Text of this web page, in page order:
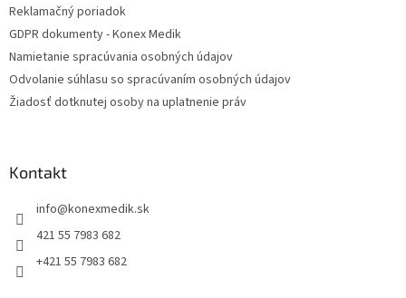
Reklamačný poriadok
GDPR dokumenty - Konex Medik
Namietanie spracúvania osobných údajov
Odvolanie súhlasu so spracúvaním osobných údajov
Žiadosť dotknutej osoby na uplatnenie práv
Kontakt
info@konexmedik.sk
421 55 7983 682
+421 55 7983 682